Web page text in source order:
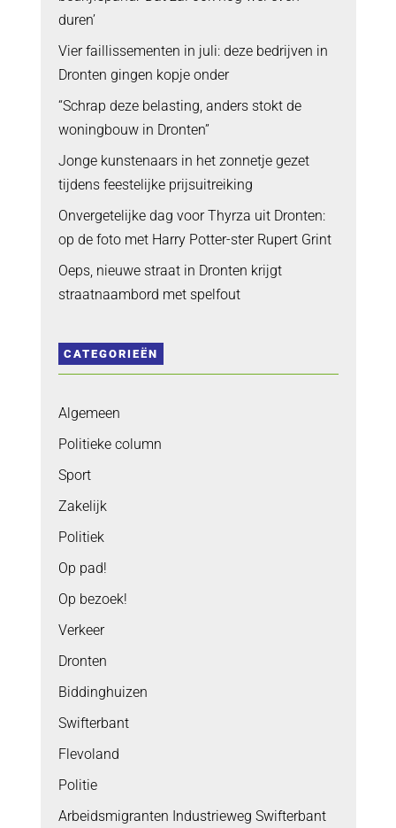
duren’
Vier faillissementen in juli: deze bedrijven in
Dronten gingen kopje onder
“Schrap deze belasting, anders stokt de
woningbouw in Dronten”
Jonge kunstenaars in het zonnetje gezet
tijdens feestelijke prijsuitreiking
Onvergetelijke dag voor Thyrza uit Dronten:
op de foto met Harry Potter-ster Rupert Grint
Oeps, nieuwe straat in Dronten krijgt
straatnaambord met spelfout
CATEGORIEËN
Algemeen
Politieke column
Sport
Zakelijk
Politiek
Op pad!
Op bezoek!
Verkeer
Dronten
Biddinghuizen
Swifterbant
Flevoland
Politie
Arbeidsmigranten Industrieweg Swifterbant